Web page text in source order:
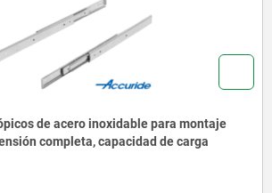
de acero inoxidable para montaje
completa, capacidad de carga